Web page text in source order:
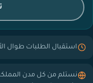
استقبال الطلبات طوال
نستلم من كل مدن